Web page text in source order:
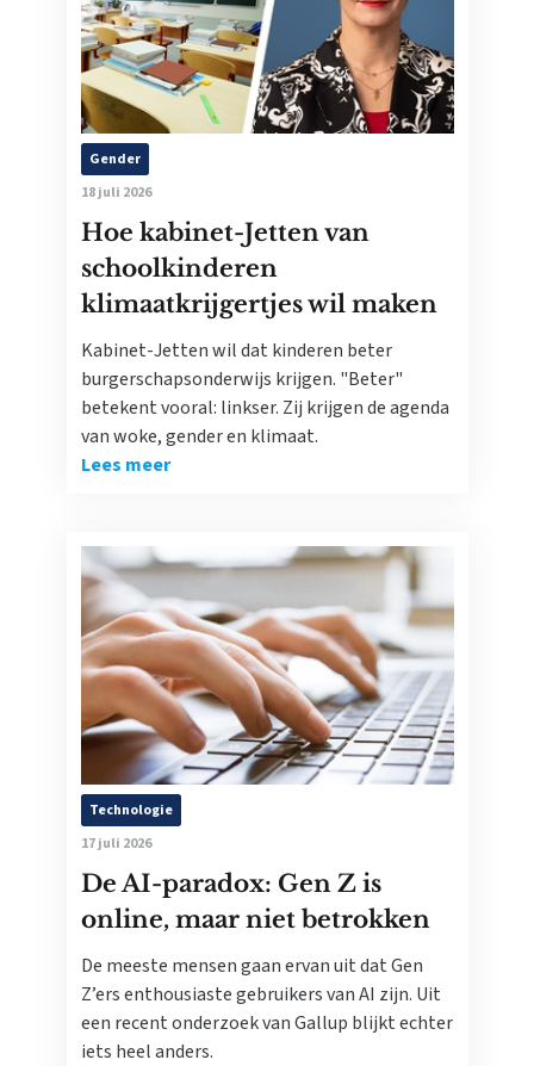
Gender
18 juli 2026
Hoe kabinet-Jetten van
schoolkinderen
klimaatkrijgertjes wil maken
Kabinet-Jetten wil dat kinderen beter
burgerschapsonderwijs krijgen. "Beter"
betekent vooral: linkser. Zij krijgen de agenda
van woke, gender en klimaat.
Lees meer
Technologie
17 juli 2026
De AI-paradox: Gen Z is
online, maar niet betrokken
De meeste mensen gaan ervan uit dat Gen
Z’ers enthousiaste gebruikers van AI zijn. Uit
een recent onderzoek van Gallup blijkt echter
iets heel anders.